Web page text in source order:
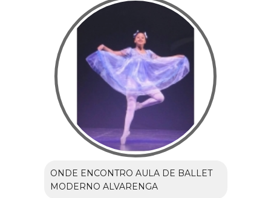
ONDE ENCONTRO AULA DE BALLET
MODERNO ALVARENGA